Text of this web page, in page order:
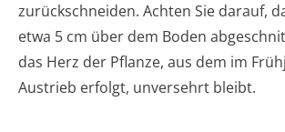
zurückschneiden. Achten Sie darauf,
etwa 5 cm über dem Boden
das Herz der Pflanze, aus dem im
Austrieb erfolgt, unversehrt bleibt.